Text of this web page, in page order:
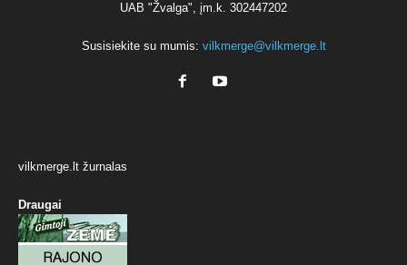
UAB "Žvalga", įm.k. 302447202
Susisiekite su mumis: vilkmerge@vilkmerge.lt
vilkmerge.lt žurnalas
Draugai